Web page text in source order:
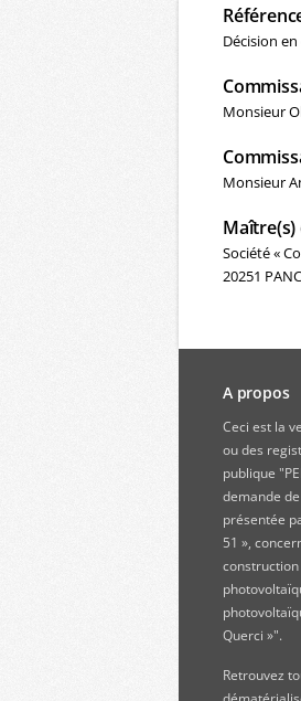
Décision
Monsieur
Monsieur
Société «
20251
A propos
Ceci est la
ou des
publique
demande
présentée
51 »,
Querci »".
Retrouvez